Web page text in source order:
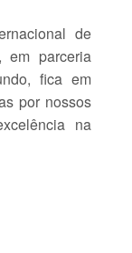
de
em parceria
fica em
por nossos
na